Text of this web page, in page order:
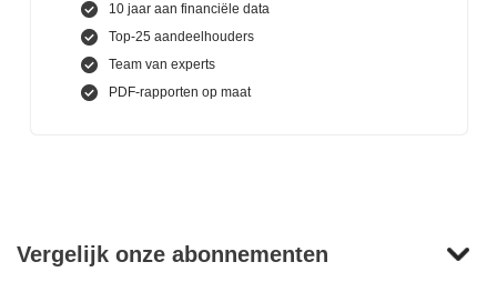
10 jaar aan financiële data
Top-25 aandeelhouders
Team van experts
PDF-rapporten op maat
Vergelijk onze abonnementen